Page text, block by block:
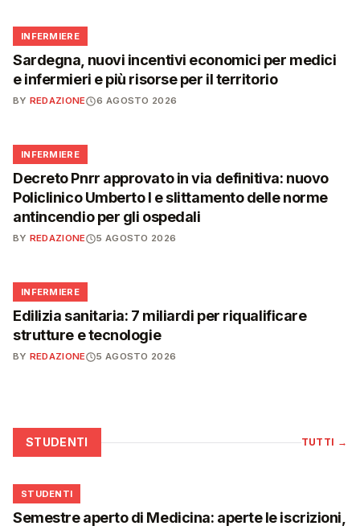
🩺
INFERMIERE
Sardegna, nuovi incentivi economici per medici
e infermieri e più risorse per il territorio
BY REDAZIONE 6 AGOSTO 2026
🩺
INFERMIERE
Decreto Pnrr approvato in via definitiva: nuovo
Policlinico Umberto I e slittamento delle norme
antincendio per gli ospedali
BY REDAZIONE 5 AGOSTO 2026
🩺
INFERMIERE
Edilizia sanitaria: 7 miliardi per riqualificare
strutture e tecnologie
BY REDAZIONE 5 AGOSTO 2026
STUDENTI TUTTI →
🎓
STUDENTI
Semestre aperto di Medicina: aperte le iscrizioni,